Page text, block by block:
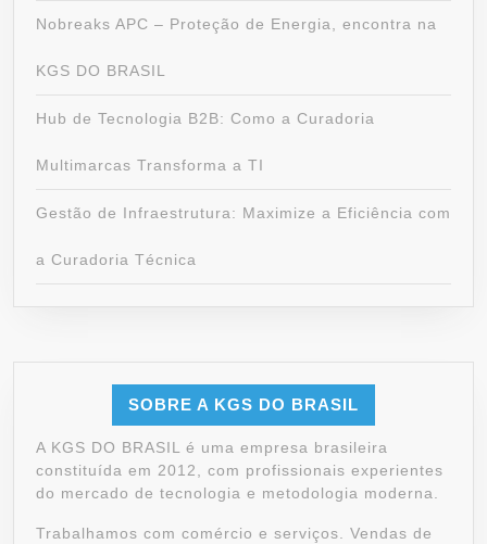
Nobreaks APC – Proteção de Energia, encontra na
KGS DO BRASIL
Hub de Tecnologia B2B: Como a Curadoria
Multimarcas Transforma a TI
Gestão de Infraestrutura: Maximize a Eficiência com
a Curadoria Técnica
SOBRE A KGS DO BRASIL
A KGS DO BRASIL é uma empresa brasileira
constituída em 2012, com profissionais experientes
do mercado de tecnologia e metodologia moderna.
Trabalhamos com comércio e serviços. Vendas de